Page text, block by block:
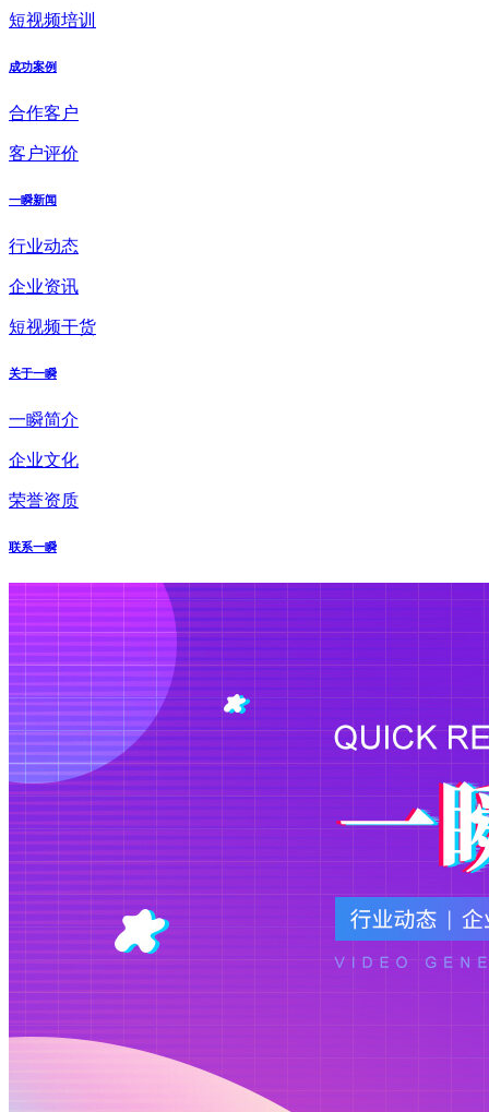
短视频培训
成功案例
合作客户
客户评价
一瞬新闻
行业动态
企业资讯
短视频干货
关于一瞬
一瞬简介
企业文化
荣誉资质
联系一瞬